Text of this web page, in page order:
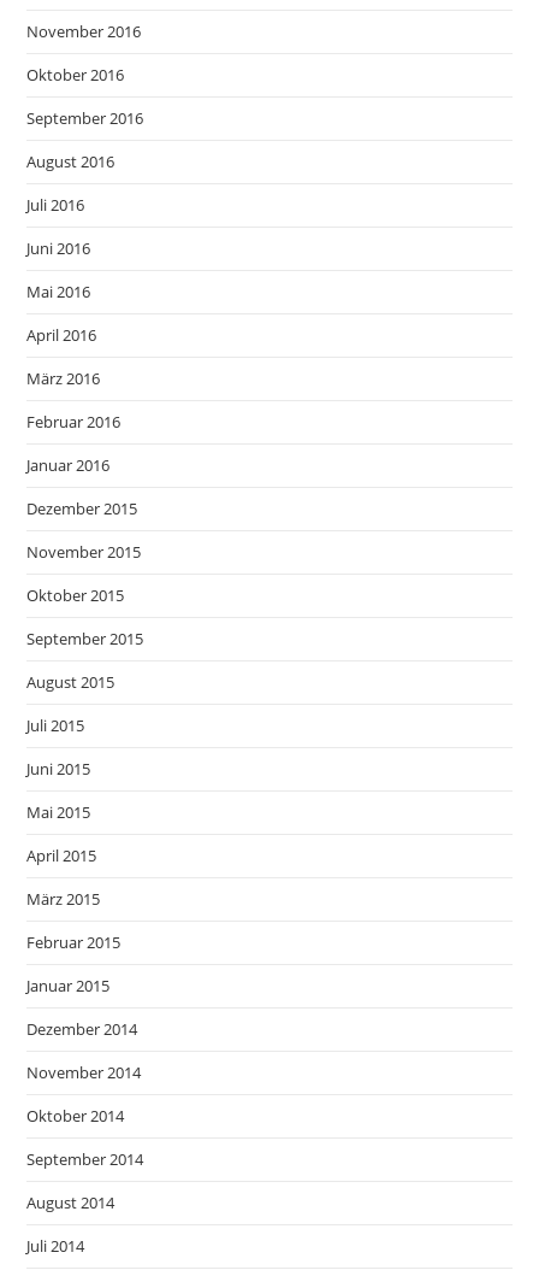
November 2016
Oktober 2016
September 2016
August 2016
Juli 2016
Juni 2016
Mai 2016
April 2016
März 2016
Februar 2016
Januar 2016
Dezember 2015
November 2015
Oktober 2015
September 2015
August 2015
Juli 2015
Juni 2015
Mai 2015
April 2015
März 2015
Februar 2015
Januar 2015
Dezember 2014
November 2014
Oktober 2014
September 2014
August 2014
Juli 2014